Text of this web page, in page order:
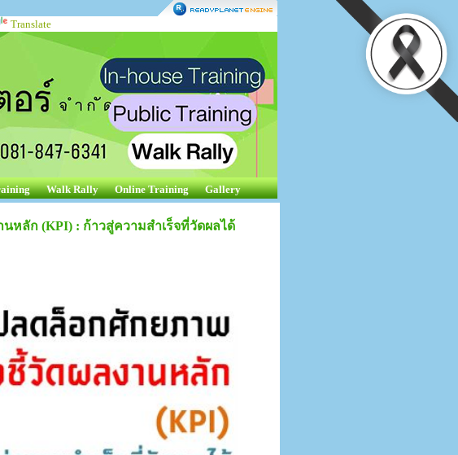
Translate
Walk Rally Online Training
Gallery
หลัก (KPI) : ก้าวสู่ความสำเร็จที่วัดผลได้